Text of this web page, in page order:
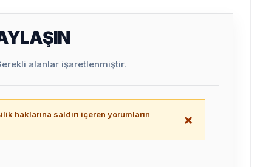
alanlar işaretlenmiştir.
haklarına saldırı içeren yorumların
×